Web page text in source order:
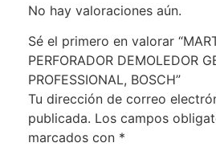
No hay valoraciones aún.
Sé el primero en valorar
PERFORADOR DEMOLEDOR
PROFESSIONAL, BOSCH”
Tu dirección de correo
publicada. Los campos
marcados con *